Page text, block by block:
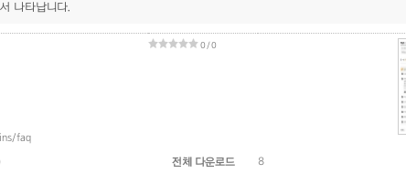
나타납니다.
0 / 0
faq
전체 다운로드
8